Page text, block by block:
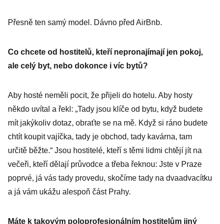
Přesně ten samý model. Dávno před AirBnb.
Co chcete od hostitelů, kteří nepronajímají jen pokoj,
ale celý byt, nebo dokonce i víc bytů?
Aby hosté neměli pocit, že přijeli do hotelu. Aby hosty
někdo uvítal a řekl: „Tady jsou klíče od bytu, když budete
mít jakýkoliv dotaz, obraťte se na mě. Když si ráno budete
chtít koupit vajíčka, tady je obchod, tady kavárna, tam
určitě běžte.“ Jsou hostitelé, kteří s těmi lidmi chtějí jít na
večeři, kteří dělají průvodce a třeba řeknou: Jste v Praze
poprvé, já vás tady provedu, skočíme tady na dvaadvacítku
a já vám ukážu alespoň část Prahy.
Máte k takovým poloprofesionálním hostitelům jiný